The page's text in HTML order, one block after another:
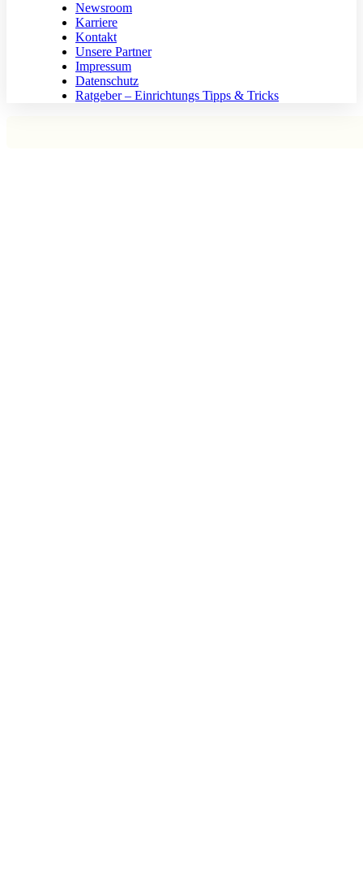
Newsroom
Karriere
Kontakt
Unsere Partner
Impressum
Datenschutz
Ratgeber – Einrichtungs Tipps & Tricks